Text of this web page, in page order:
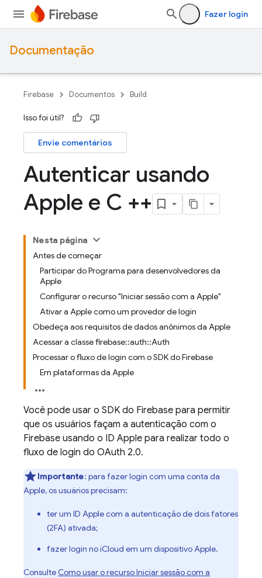
Fazer login
Documentação
Firebase Documentos Build
Isso foi útil?
Envie comentários
Autenticar usando
Apple e C ++
Nesta página
Antes de começar
Participar do Programa para desenvolvedores da
Apple
Configurar o recurso "Iniciar sessão com a Apple"
Ativar a Apple como um provedor de login
Obedeça aos requisitos de dados anônimos da Apple
Acessar a classe firebase::auth::Auth
Processar o fluxo de login com o SDK do Firebase
Em plataformas da Apple
Você pode usar o SDK do Firebase para permitir
que os usuários façam a autenticação com o
Firebase usando o ID Apple para realizar todo o
fluxo de login do OAuth 2.0.
Importante: para fazer login com uma conta da
Apple, os usuários precisam:
ter um ID Apple com a autenticação de dois fatores
(2FA) ativada;
fazer login no iCloud em um dispositivo Apple.
Consulte Como usar o recurso Iniciar sessão com a